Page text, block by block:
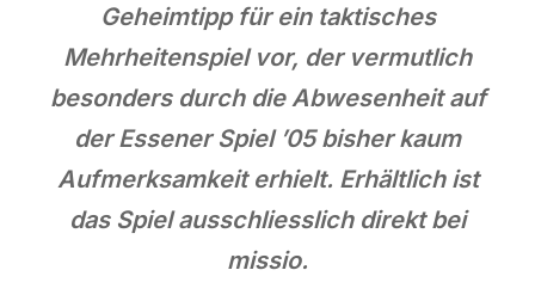
Geheimtipp für ein taktisches
Mehrheitenspiel vor, der vermutlich
besonders durch die Abwesenheit auf
der Essener Spiel ’05 bisher kaum
Aufmerksamkeit erhielt. Erhältlich ist
das Spiel ausschliesslich direkt bei
missio.